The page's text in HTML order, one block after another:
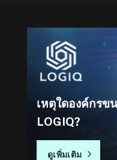
เหตุใดองค์กรข
LOGIQ?
ดูเพิ่มเติม